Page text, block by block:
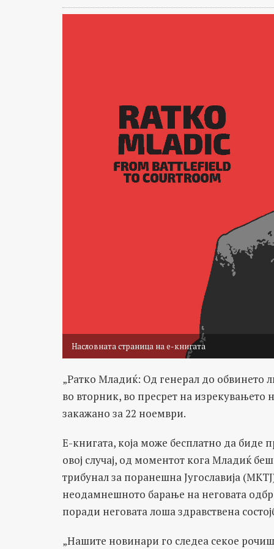
Насловната страница на е-книгата
„Ратко Младиќ: Од генерал до обвинето
во вторник, во пресрет на
закажано за 22 ноември.
Е-книгата, која може бесплатно да биде
овој случај, од моментот кога Младиќ
трибунал за поранешна Југославија
неодамнешното барање на неговата
поради неговата лоша здравствена
„Нашите новинари го следеа секое